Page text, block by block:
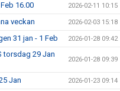
16.00 2026-02-11 10:15
veckan 2026-02-03 15:18
31 jan - 1 Feb 2026-01-28 09:42
torsdag 29 Jan
2026-01-28 09:39
Jan 2026-01-23 09:14